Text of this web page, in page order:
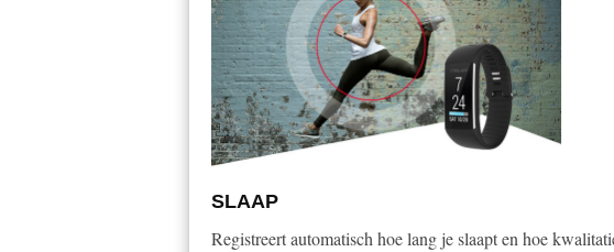
SLAAP
Registreert automatisch hoe lang je slaapt en hoe